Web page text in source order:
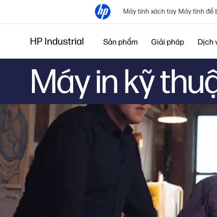
Máy tính xách tay Máy tính để
HP Industrial Sản phẩm Giải pháp Dịch
Máy in kỹ